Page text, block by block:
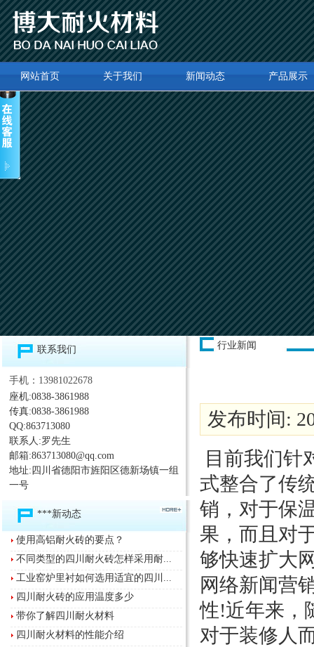
网站首页 关于我们 新闻动态 产品展示
联系我们
手机：13981022678
座机:0838-3861988
传真:0838-3861988
QQ:863713080
联系人:罗先生
邮箱:863713080@qq.com
地址:四川省德阳市旌阳区德新场镇一组
一号
***新动态
使用高铝耐火砖的要点？
不同类型的四川耐火砖怎样采用耐...
工业窑炉里衬如何选用适宜的四川...
四川耐火砖的应用温度多少
带你了解四川耐火材料
四川耐火材料的性能介绍
行业新闻
发布时间:
目前我们
式整合了传
销，对于保
果，而且对
够快速扩大
网络新闻营
性!近年来，
对于装修人